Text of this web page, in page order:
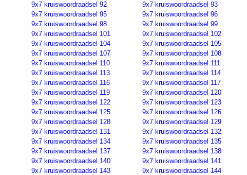
9x7 kruiswoordraadsel 92
9x7 kruiswoordraadsel 93
9x7 kruiswoordraadsel 95
9x7 kruiswoordraadsel 96
9x7 kruiswoordraadsel 98
9x7 kruiswoordraadsel 99
9x7 kruiswoordraadsel 101
9x7 kruiswoordraadsel 102
9x7 kruiswoordraadsel 104
9x7 kruiswoordraadsel 105
9x7 kruiswoordraadsel 107
9x7 kruiswoordraadsel 108
9x7 kruiswoordraadsel 110
9x7 kruiswoordraadsel 111
9x7 kruiswoordraadsel 113
9x7 kruiswoordraadsel 114
9x7 kruiswoordraadsel 116
9x7 kruiswoordraadsel 117
9x7 kruiswoordraadsel 119
9x7 kruiswoordraadsel 120
9x7 kruiswoordraadsel 122
9x7 kruiswoordraadsel 123
9x7 kruiswoordraadsel 125
9x7 kruiswoordraadsel 126
9x7 kruiswoordraadsel 128
9x7 kruiswoordraadsel 129
9x7 kruiswoordraadsel 131
9x7 kruiswoordraadsel 132
9x7 kruiswoordraadsel 134
9x7 kruiswoordraadsel 135
9x7 kruiswoordraadsel 137
9x7 kruiswoordraadsel 138
9x7 kruiswoordraadsel 140
9x7 kruiswoordraadsel 141
9x7 kruiswoordraadsel 143
9x7 kruiswoordraadsel 144